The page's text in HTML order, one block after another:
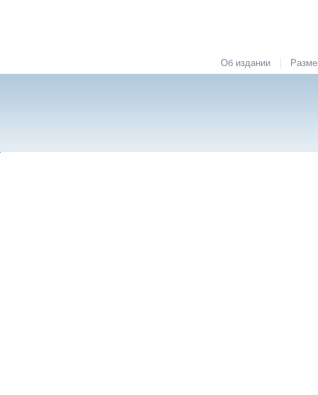
Об издании |